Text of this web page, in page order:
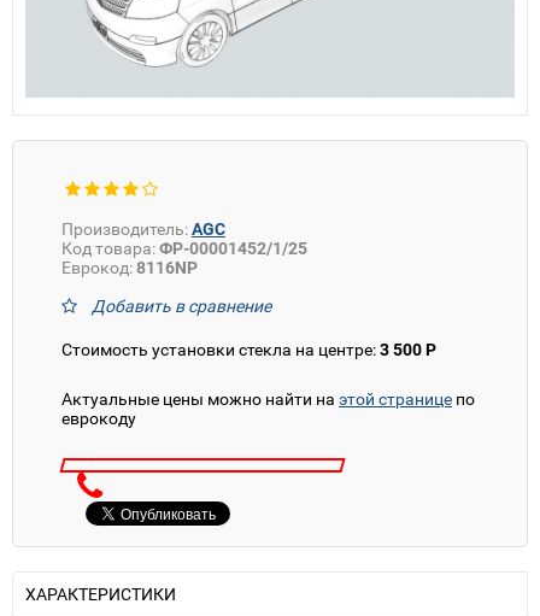
Производитель:AGC
Код товара:ФР-00001452/1/25
Еврокод:8116NP
Добавить в сравнение
Стоимость установки стекла на центре:3 500 Р
Актуальные цены можно найти на этой странице по
еврокоду
ХАРАКТЕРИСТИКИ